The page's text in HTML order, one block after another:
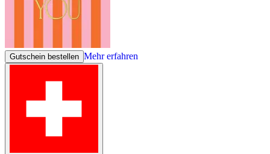
Gutschein bestellen Mehr erfahren